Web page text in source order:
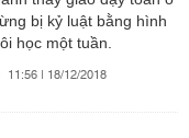
bị kỷ luật bằng hình
học một tuần.
11:56 | 18/12/2018